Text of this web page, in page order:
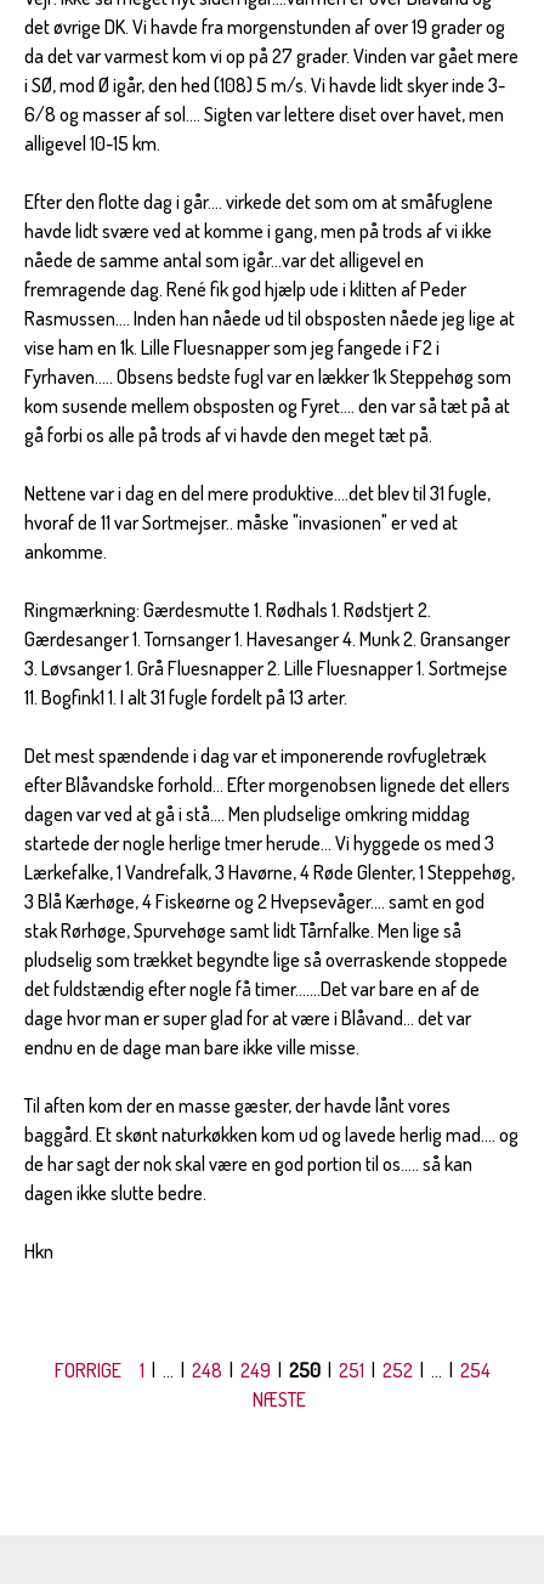
det øvrige DK. Vi havde fra morgenstunden af over 19 grader og
da det var varmest kom vi op på 27 grader. Vinden var gået mere
i SØ, mod Ø igår, den hed (108) 5 m/s. Vi havde lidt skyer inde 3-
6/8 og masser af sol.... Sigten var lettere diset over havet, men
alligevel 10-15 km.
Efter den flotte dag i går.... virkede det som om at småfuglene
havde lidt svære ved at komme i gang, men på trods af vi ikke
nåede de samme antal som igår...var det alligevel en
fremragende dag. René fik god hjælp ude i klitten af Peder
Rasmussen.... Inden han nåede ud til obsposten nåede jeg lige at
vise ham en 1k. Lille Fluesnapper som jeg fangede i F2 i
Fyrhaven..... Obsens bedste fugl var en lækker 1k Steppehøg som
kom susende mellem obsposten og Fyret.... den var så tæt på at
gå forbi os alle på trods af vi havde den meget tæt på.
Nettene var i dag en del mere produktive....det blev til 31 fugle,
hvoraf de 11 var Sortmejser.. måske "invasionen" er ved at
ankomme.
Ringmærkning: Gærdesmutte 1. Rødhals 1. Rødstjert 2.
Gærdesanger 1. Tornsanger 1. Havesanger 4. Munk 2. Gransanger
3. Løvsanger 1. Grå Fluesnapper 2. Lille Fluesnapper 1. Sortmejse
11. Bogfink1 1. I alt 31 fugle fordelt på 13 arter.
Det mest spændende i dag var et imponerende rovfugletræk
efter Blåvandske forhold... Efter morgenobsen lignede det ellers
dagen var ved at gå i stå.... Men pludselige omkring middag
startede der nogle herlige tmer herude... Vi hyggede os med 3
Lærkefalke, 1 Vandrefalk, 3 Havørne, 4 Røde Glenter, 1 Steppehøg,
3 Blå Kærhøge, 4 Fiskeørne og 2 Hvepsevåger.... samt en god
stak Rørhøge, Spurvehøge samt lidt Tårnfalke. Men lige så
pludselig som trækket begyndte lige så overraskende stoppede
det fuldstændig efter nogle få timer.......Det var bare en af de
dage hvor man er super glad for at være i Blåvand... det var
endnu en de dage man bare ikke ville misse.
Til aften kom der en masse gæster, der havde lånt vores
baggård. Et skønt naturkøkken kom ud og lavede herlig mad.... og
de har sagt der nok skal være en god portion til os..... så kan
dagen ikke slutte bedre.
Hkn
FORRIGE 1 | ... | 248 | 249 | 250| 251 | 252 | ... | 254
NÆSTE